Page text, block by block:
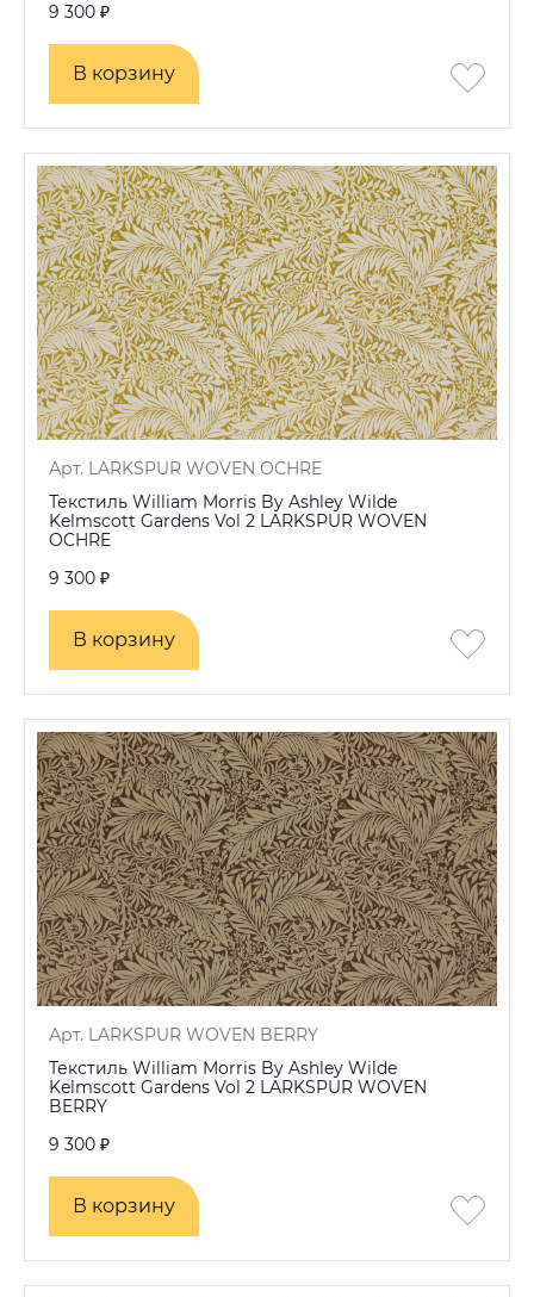
9 300 ₽
В корзину
В корзину
Арт. LARKSPUR WOVEN OCHRE
Текстиль William Morris By Ashley Wilde
Kelmscott Gardens Vol 2 LARKSPUR WOVEN
OCHRE
9 300 ₽
В корзину
В корзину
Арт. LARKSPUR WOVEN BERRY
Текстиль William Morris By Ashley Wilde
Kelmscott Gardens Vol 2 LARKSPUR WOVEN
BERRY
9 300 ₽
В корзину
В корзину